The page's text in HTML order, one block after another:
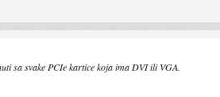
sa svake PCIe kartice koja ima DVI ili VGA.